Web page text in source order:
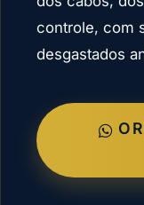
controle, com
desgastados